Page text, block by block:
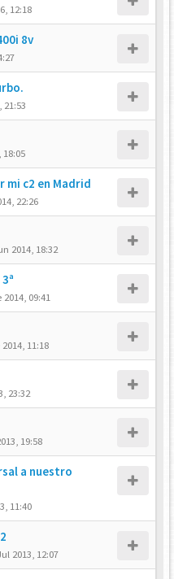
12:18
8v
21:53
18:05
mi c2 en Madrid
22:26
2014, 18:32
09:41
11:18
23:32
19:58
a nuestro
11:40
2013, 12:07